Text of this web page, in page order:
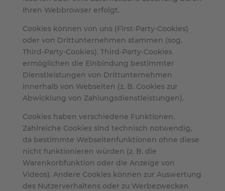
Ihren Webbrowser erfolgt.
Cookies können von uns (First-Party-Cookies)
oder von Drittunternehmen stammen (sog.
Third-Party-Cookies). Third-Party-Cookies
ermöglichen die Einbindung bestimmter
Dienstleistungen von Drittunternehmen
innerhalb von Webseiten (z. B. Cookies zur
Abwicklung von Zahlungsdienstleistungen).
Cookies haben verschiedene Funktionen.
Zahlreiche Cookies sind technisch notwendig,
da bestimmte Webseitenfunktionen ohne diese
nicht funktionieren würden (z. B. die
Warenkorbfunktion oder die Anzeige von
Videos). Andere Cookies können zur Auswertung
des Nutzerverhaltens oder zu Werbezwecken